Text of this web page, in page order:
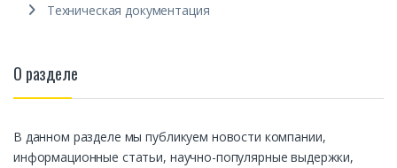
Техническая документация
О разделе
В данном разделе мы публикуем новости компании,
информационные статьи, научно-популярные выдержки,